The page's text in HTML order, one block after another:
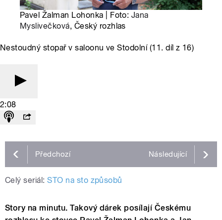
Pavel Žalman Lohonka | Foto: Jana
Myslivečková, Český rozhlas
Nestoudný stopař v saloonu ve Stodolní (11. díl z 16)
2:08
Předchozí Následující
Celý seriál: STO na sto způsobů
Story na minutu. Takový dárek posílají Českému